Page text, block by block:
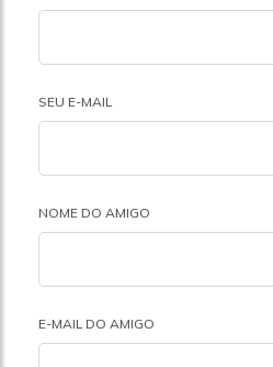
SEU E-MAIL
NOME DO AMIGO
E-MAIL DO AMIGO